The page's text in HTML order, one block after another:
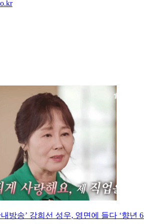
방송’ 강희선 성우, 영면에 들다 ‘향년